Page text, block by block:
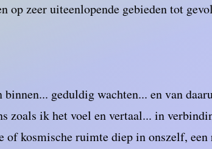
op zeer uiteenlopende gebieden tot
geduldig wachten... en van
zoals ik het voel en vertaal... in
of kosmische ruimte diep in onszelf,